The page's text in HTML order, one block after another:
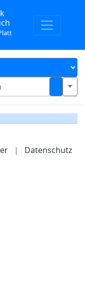
| Datenschutz